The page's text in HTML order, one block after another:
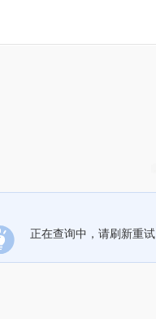
正在查询中，请刷新重试